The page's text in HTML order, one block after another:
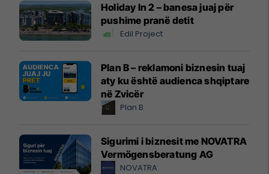
Holiday In 2 – banesa juaj për
pushime pranë detit
Edil Project
Plan B – reklamoni biznesin tuaj
aty ku është audienca shqiptare
në Zvicër
Plan B
Sigurimi i biznesit me NOVATRA
Vermögensberatung AG
NOVATRA